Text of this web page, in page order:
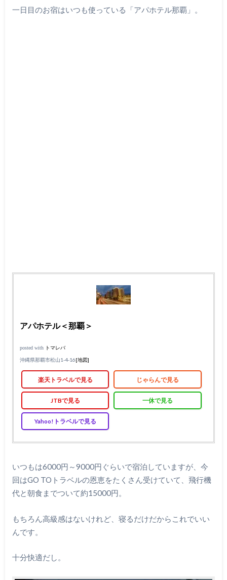
一日目のお宿はいつも使っている「アパホテル那覇」。
アパホテル＜那覇＞
posted with トマレバ
沖縄県那覇市松山1-4-16[地図]
楽天トラベルで見る じゃらんで見る
JTBで見る 一休で見る
Yahoo!トラベルで見る
いつもは6000円～9000円ぐらいで宿泊していますが、今
回はGO TOトラベルの恩恵をたくさん受けていて、飛行機
代と朝食までついて約15000円。
もちろん高級感はないけれど、寝るだけだからこれでいい
んです。
十分快適だし。